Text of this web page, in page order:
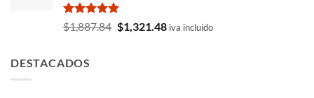
$1,104.69.
Valorado
con
$1,887.84 El
$1,321.48Eliva incluido
DESTACADOS